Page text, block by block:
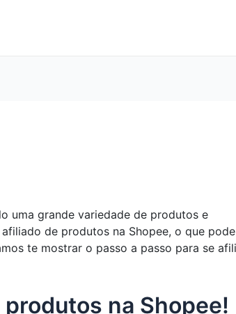
uma grande variedade de produtos e
de produtos na Shopee, o que
te mostrar o passo a passo para se
na Shopee!